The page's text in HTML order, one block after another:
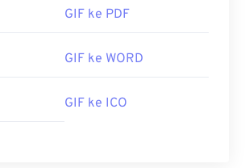
populer daripadaAdobe Flash
dengan mudah di hampir semua
Untuk membuka GIF dan
GIF ke PDF
GIF ke WORD
GIF ke ICO